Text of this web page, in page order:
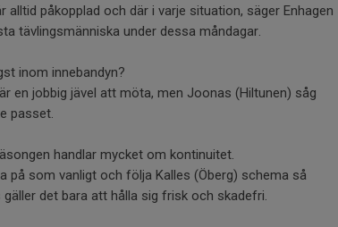
alltid påkopplad och där i varje situation, säger Enhagen
tävlingsmänniska under dessa måndagar.
inom innebandyn?
en jobbig jävel att möta, men Joonas (Hiltunen) såg
passet.
handlar mycket om kontinuitet.
på som vanligt och följa Kalles (Öberg) schema så
det bara att hålla sig frisk och skadefri.